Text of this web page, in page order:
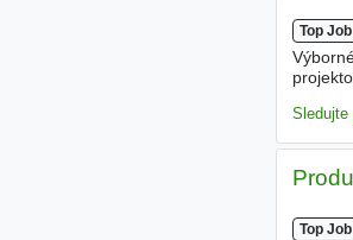
Top Job
Sledujte
Top Job